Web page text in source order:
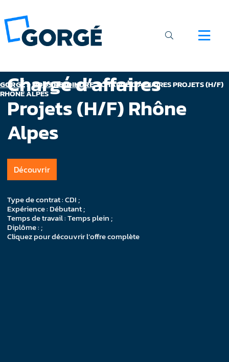
GORGÉ>NOUS REJOINDRE>CHARGÉ D’AFFAIRES PROJETS (H/F)
RHÔNE ALPES
Chargé d’affaires
Projets (H/F) Rhône
Alpes
Découvrir
Type de contrat : CDI ;
Expérience : Débutant ;
Temps de travail : Temps plein ;
Diplôme : ;
Cliquez pour découvrir l’offre complète